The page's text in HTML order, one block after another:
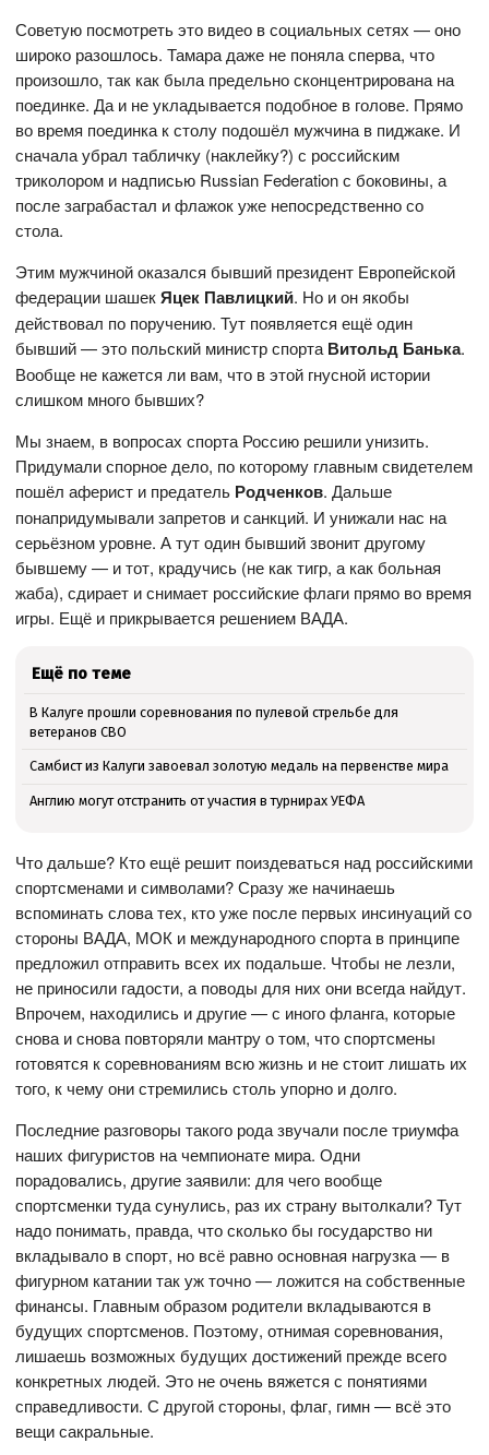
Советую посмотреть это видео в социальных сетях — оно
широко разошлось. Тамара даже не поняла сперва, что
произошло, так как была предельно сконцентрирована на
поединке. Да и не укладывается подобное в голове. Прямо
во время поединка к столу подошёл мужчина в пиджаке. И
сначала убрал табличку (наклейку?) с российским
триколором и надписью Russian Federation с боковины, а
после заграбастал и флажок уже непосредственно со
стола.
Этим мужчиной оказался бывший президент Европейской
федерации шашекЯцек Павлицкий. Но и он якобы
действовал по поручению. Тут появляется ещё один
бывший — это польский министр спорта Витольд Банька.
Вообще не кажется ли вам, что в этой гнусной истории
слишком много бывших?
Мы знаем, в вопросах спорта Россию решили унизить.
Придумали спорное дело, по которому главным свидетелем
пошёл аферист и предатель Родченков. Дальше
понапридумывали запретов и санкций. И унижали нас на
серьёзном уровне. А тут один бывший звонит другому
бывшему — и тот, крадучись (не как тигр, а как больная
жаба), сдирает и снимает российские флаги прямо во время
игры. Ещё и прикрывается решением ВАДА.
Ещё по теме
В Калуге прошли соревнования по пулевой стрельбе для
ветеранов СВО
Самбист из Калуги завоевал золотую медаль на первенстве мира
Англию могут отстранить от участия в турнирах УЕФА
Что дальше? Кто ещё решит поиздеваться над российскими
спортсменами и символами? Сразу же начинаешь
вспоминать слова тех, кто уже после первых инсинуаций со
стороны ВАДА, МОК и международного спорта в принципе
предложил отправить всех их подальше. Чтобы не лезли,
не приносили гадости, а поводы для них они всегда найдут.
Впрочем, находились и другие — с иного фланга, которые
снова и снова повторяли мантру о том, что спортсмены
готовятся к соревнованиям всю жизнь и не стоит лишать их
того, к чему они стремились столь упорно и долго.
Последние разговоры такого рода звучали после триумфа
наших фигуристов на чемпионате мира. Одни
порадовались, другие заявили: для чего вообще
спортсменки туда сунулись, раз их страну вытолкали? Тут
надо понимать, правда, что сколько бы государство ни
вкладывало в спорт, но всё равно основная нагрузка — в
фигурном катании так уж точно — ложится на собственные
финансы. Главным образом родители вкладываются в
будущих спортсменов. Поэтому, отнимая соревнования,
лишаешь возможных будущих достижений прежде всего
конкретных людей. Это не очень вяжется с понятиями
справедливости. С другой стороны, флаг, гимн — всё это
вещи сакральные.